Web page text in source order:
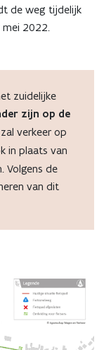
de weg tijdelijk
mei 2022.
zuidelijke
zijn op de
verkeer op
in plaats van
Volgens de
van dit